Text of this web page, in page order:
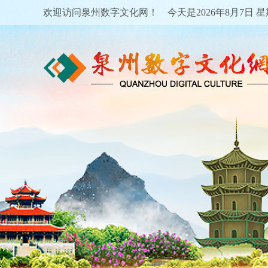
欢迎访问泉州数字文化网！ 今天是2026年8月7日